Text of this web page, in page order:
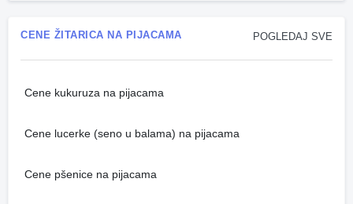
POGLEDAJ SVE
CENE ŽITARICA NA PIJACAMA
Cene kukuruza na pijacama
Cene lucerke (seno u balama) na pijacama
Cene pšenice na pijacama